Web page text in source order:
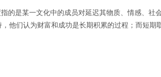
是某一文化中的成员对延迟其物质、情感、社
他们认为财富和成功是长期积累的过程；而短期